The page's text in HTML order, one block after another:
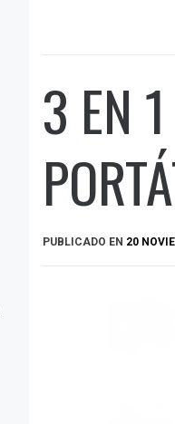
3 EN
PUBLICADO EN 20